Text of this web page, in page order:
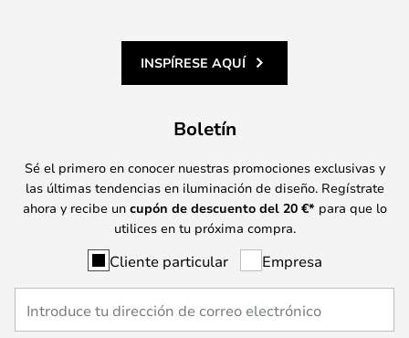
INSPÍRESE AQUÍ
Boletín
Sé el primero en conocer nuestras promociones exclusivas y
las últimas tendencias en iluminación de diseño. Regístrate
ahora y recibe un cupón de descuento del 20 €* para que lo
utilices en tu próxima compra.
Cliente particular Empresa